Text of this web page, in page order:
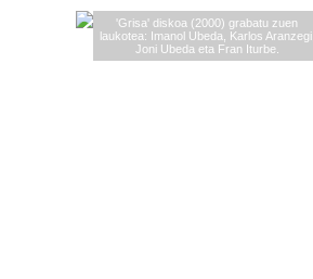
'Grisa' diskoa (2000) grabatu zuen
laukotea: Imanol Ubeda, Karlos Aranzegi,
Joni Ubeda eta Fran Iturbe.